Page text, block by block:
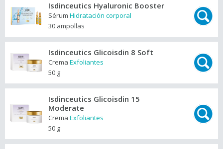
Isdinceutics Hyaluronic Booster
Sérum Hidratación corporal
30 ampollas
Isdinceutics Glicoisdin 8 Soft
Crema Exfoliantes
50 g
Isdinceutics Glicoisdin 15
Moderate
Crema Exfoliantes
50 g